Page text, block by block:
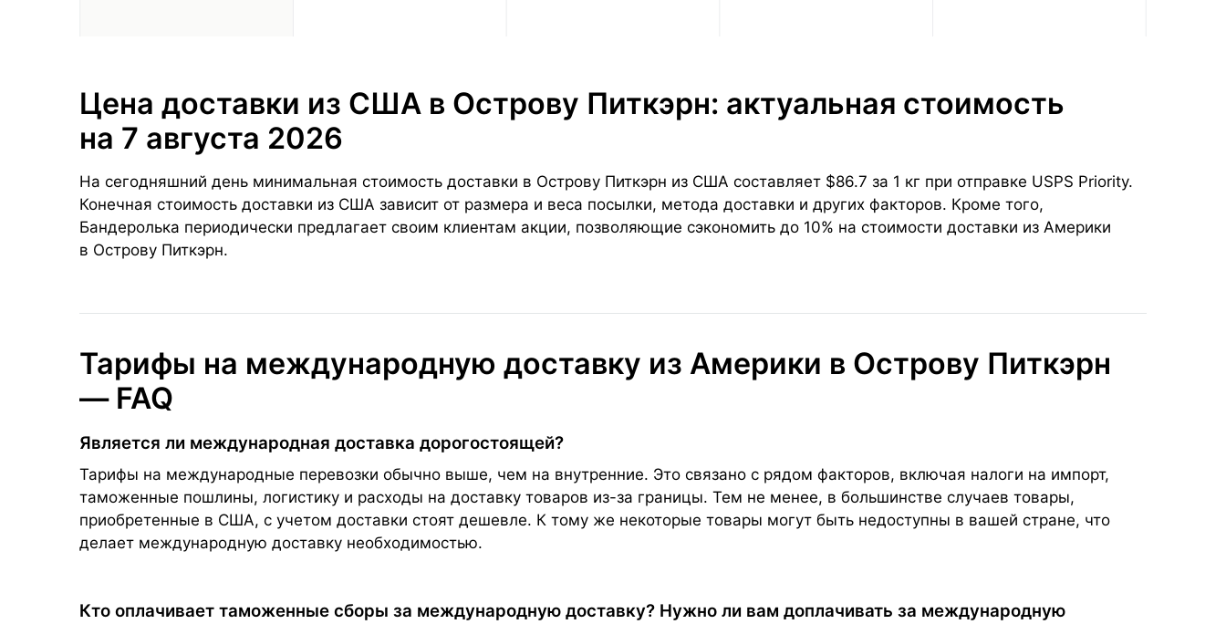
Цена доставки из США в Острову Питкэрн: актуальная стоимость
на 7 августа 2026
На сегодняшний день минимальная стоимость доставки в Острову Питкэрн из США составляет $86.7 за 1 кг при отправке USPS Priority.
Конечная стоимость доставки из США зависит от размера и веса посылки, метода доставки и других факторов. Кроме того,
Бандеролька периодически предлагает своим клиентам акции, позволяющие сэкономить до 10% на стоимости доставки из Америки
в Острову Питкэрн.
Тарифы на международную доставку из Америки в Острову Питкэрн
— FAQ
Является ли международная доставка дорогостоящей?
Тарифы на международные перевозки обычно выше, чем на внутренние. Это связано с рядом факторов, включая налоги на импорт,
таможенные пошлины, логистику и расходы на доставку товаров из-за границы. Тем не менее, в большинстве случаев товары,
приобретенные в США, с учетом доставки стоят дешевле. К тому же некоторые товары могут быть недоступны в вашей стране, что
делает международную доставку необходимостью.
Кто оплачивает таможенные сборы за международную доставку? Нужно ли вам доплачивать за международную